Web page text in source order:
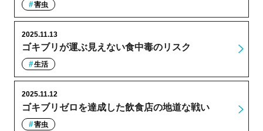
害虫
ゴキブリが運ぶ見えない食中毒のリスク
2025.11.13
生活
ゴキブリゼロを達成した飲食店の地道な戦い
2025.11.12
害虫